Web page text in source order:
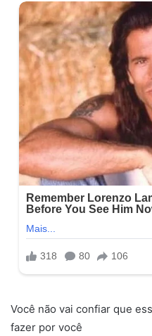
Você não vai confiar que
fazer por você